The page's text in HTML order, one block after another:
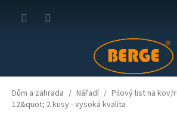
Dům a zahrada Nářadí
Pilový list na kov/
12&quot; 2 kusy - vysoká kvalita